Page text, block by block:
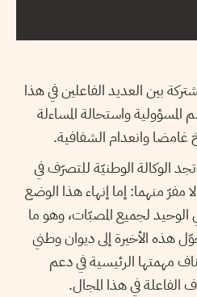
بين العديد الفاعلين في هذا
المسؤولية واستحالة المساءلة
غامضا وانعدام الشفافية.
الوكالة الوطنيّة للتصرّف في
مفرّ منهما: إما إنهاء هذا الوضع
الوحيد لجميع المصبّات، وهو ما
هذه الأخيرة إلى ديوان وطني
مهمتها الرئيسية في دعم
في هذا المجال.